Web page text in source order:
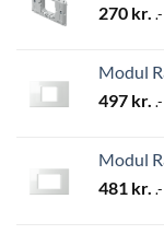
270 kr. .-
Modul
497 kr. .-
Modul
481 kr. .-